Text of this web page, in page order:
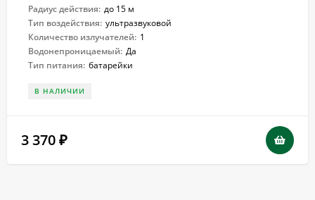
Радиус действия: до 15 м
Тип воздействия: ультразвуковой
Количество излучателей: 1
Водонепроницаемый: Да
Тип питания: батарейки
В НАЛИЧИИ
3 370 ₽